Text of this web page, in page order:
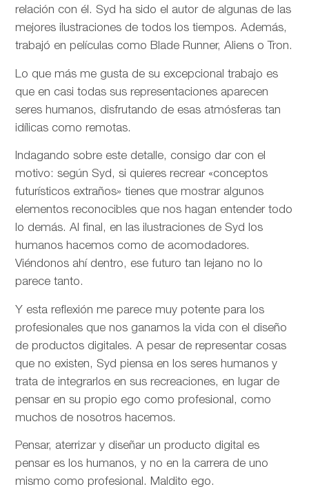
relación con él. Syd ha sido el autor de algunas de las
mejores ilustraciones de todos los tiempos. Además,
trabajó en películas como Blade Runner, Aliens o Tron.
Lo que más me gusta de su excepcional trabajo es
que en casi todas sus representaciones aparecen
seres humanos, disfrutando de esas atmósferas tan
idílicas como remotas.
Indagando sobre este detalle, consigo dar con el
motivo: según Syd, si quieres recrear «conceptos
futurísticos extraños» tienes que mostrar algunos
elementos reconocibles que nos hagan entender todo
lo demás. Al final, en las ilustraciones de Syd los
humanos hacemos como de acomodadores.
Viéndonos ahí dentro, ese futuro tan lejano no lo
parece tanto.
Y esta reflexión me parece muy potente para los
profesionales que nos ganamos la vida con el diseño
de productos digitales. A pesar de representar cosas
que no existen, Syd piensa en los seres humanos y
trata de integrarlos en sus recreaciones, en lugar de
pensar en su propio ego como profesional, como
muchos de nosotros hacemos.
Pensar, aterrizar y diseñar un producto digital es
pensar es los humanos, y no en la carrera de uno
mismo como profesional. Maldito ego.